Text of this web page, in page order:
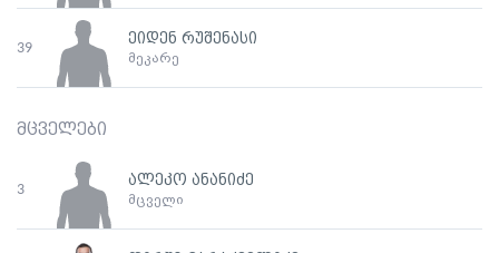
39
ეიდენ რუშენასი
მეკარე
მცველები
3
ალეკო ანანიძე
მცველი